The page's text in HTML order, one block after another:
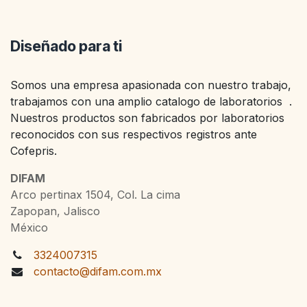
Diseñado para ti
Somos una empresa apasionada con nuestro trabajo,
trabajamos con una amplio catalogo de laboratorios .
Nuestros productos son fabricados por laboratorios
reconocidos con sus respectivos registros ante
Cofepris.
DIFAM
Arco pertinax 1504, Col. La cima
Zapopan, Jalisco
México
3324007315
contacto@difam.com.mx